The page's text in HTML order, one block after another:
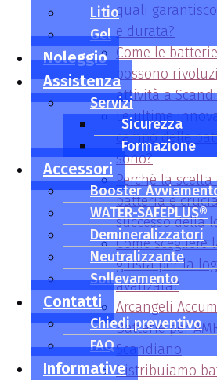
Litio
Gel
Noleggio
Assistenza
Servizi
Sicurezza
Formazione
Accessori
Booster
WATER-SAFEPLUS®
Demineralizzatori
Neutralizzante
Sollevamento
Contatti
Chiedi preventivo
FAQ
Informative
quali
e durata?
Come le
possono
attività a
Le ultime
campo delle
sono?
Perché la scelta
batteria è
successo della
Come scegliere
giusta per la
avanzata?
Arcangeli
Batterie per
Scandiano
Distribuiamo